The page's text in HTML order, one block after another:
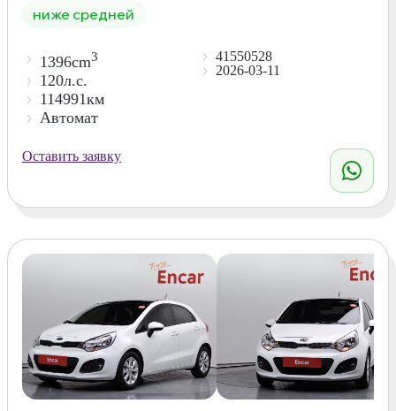
ниже средней
1396cm3
120л.с.
114991км
Автомат
41550528
2026-03-11
Оставить заявку